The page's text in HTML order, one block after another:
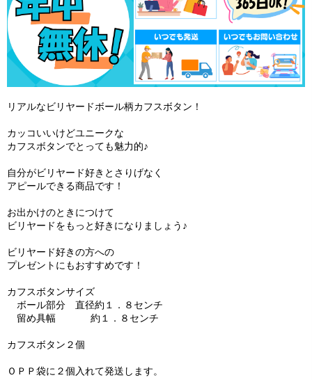
リアルなビリヤードボール柄カフスボタン！
カッコいいけどユニークな
カフスボタンでとっても魅力的♪
自分がビリヤード好きとさりげなく
アピールできる商品です！
お出かけのときにつけて
ビリヤードをもっと好きになりましょう♪
ビリヤード好きの方への
プレゼントにもおすすめです！
カフスボタンサイズ
ボール部分 直径約１．８センチ
留め具幅 約１．８センチ
カフスボタン２個
ＯＰＰ袋に２個入れて発送します。